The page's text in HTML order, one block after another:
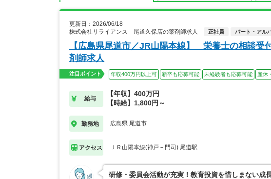
更新日：2026/06/18
株式会社リライアンス 尾道久保店の薬剤師求人
正社員 パート・アル
【広島県尾道市／JR山陽本線】 栄養士の相談
剤師求人
注目ポイント 年収400万円以上可 新卒も応募可能 未経験者も応募可能 産休
給与
【年収】400万円
【時給】1,800円～
勤務地 広島県 尾道市
アクセス ＪＲ山陽本線(神戸－門司) 尾道駅
研修・委員会活動が充実！教育投資を惜しまない成